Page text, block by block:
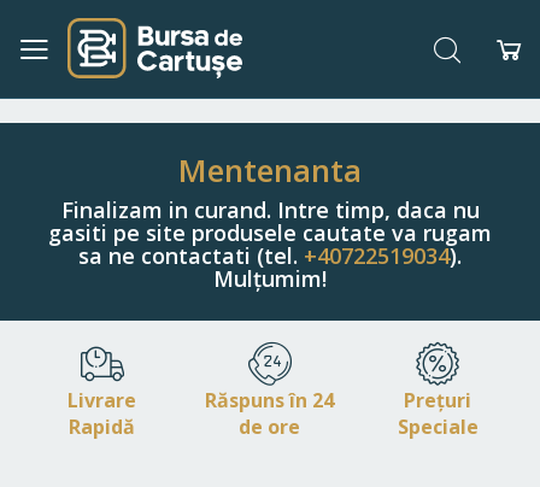
Navigați
Conținut
Căutare
Mentenanta
Finalizam in curand. Intre timp, daca nu
gasiti pe site produsele cautate va rugam
sa ne contactati (tel. +40722519034).
Mulțumim!
Livrare
Rapidă
Răspuns în 24
de ore
Prețuri
Speciale